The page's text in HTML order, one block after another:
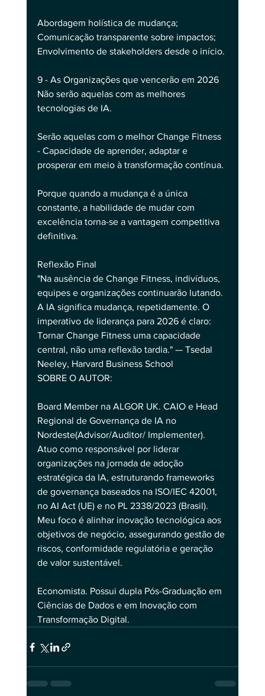
Abordagem holística de mudança;
Comunicação transparente sobre impactos;
Envolvimento de stakeholders desde o início.
9 - As Organizações que vencerão em 2026
Não serão aquelas com as melhores
tecnologias de IA.
Serão aquelas com o melhor Change Fitness
- Capacidade de aprender, adaptar e
prosperar em meio à transformação contínua.
Porque quando a mudança é a única
constante, a habilidade de mudar com
excelência torna-se a vantagem competitiva
definitiva.
Reflexão Final
"Na ausência de Change Fitness, indivíduos,
equipes e organizações continuarão lutando.
A IA significa mudança, repetidamente. O
imperativo de liderança para 2026 é claro:
Tornar Change Fitness uma capacidade
central, não uma reflexão tardia." — Tsedal
Neeley, Harvard Business School
SOBRE O AUTOR:
Board Member na ALGOR UK. CAIO e Head
Regional de Governança de IA no
Nordeste(Advisor/Auditor/ Implementer).
Atuo como responsável por liderar
organizações na jornada de adoção
estratégica da IA, estruturando frameworks
de governança baseados na ISO/IEC 42001,
no AI Act (UE) e no PL 2338/2023 (Brasil).
Meu foco é alinhar inovação tecnológica aos
objetivos de negócio, assegurando gestão de
riscos, conformidade regulatória e geração
de valor sustentável.
Economista. Possui dupla Pós-Graduação em
Ciências de Dados e em Inovação com
Transformação Digital.